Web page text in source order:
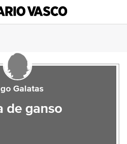
Galatas
de ganso